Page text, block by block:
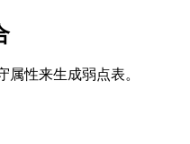
性来生成弱点表。